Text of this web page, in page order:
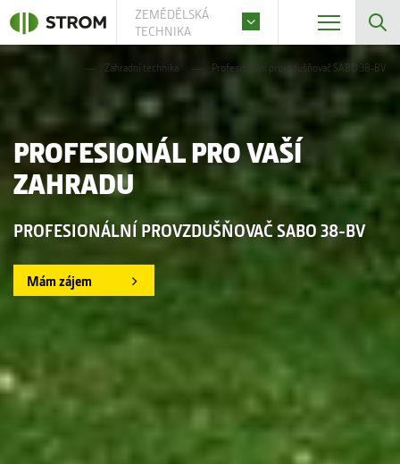
ZEMĚDĚLSKÁ
TECHNIKA
Zahradní technika Profesionální provzdušňovač SABO 38-BV
PROFESIONÁL PRO VAŠÍ
ZAHRADU
PROFESIONÁLNÍ PROVZDUŠŇOVAČ SABO 38-BV
Mám zájem